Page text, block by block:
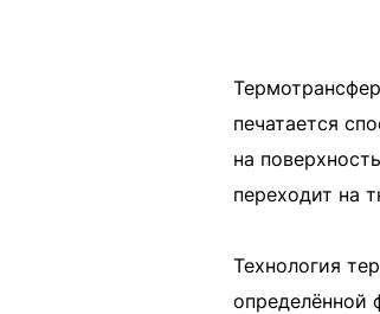
печатается
на
переходит на
Технология
определённой